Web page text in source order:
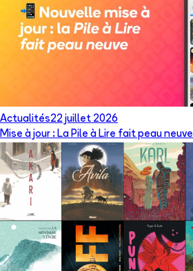
Actualités22 juillet 2026
Mise à jour : La Pile à Lire fait peau neuve